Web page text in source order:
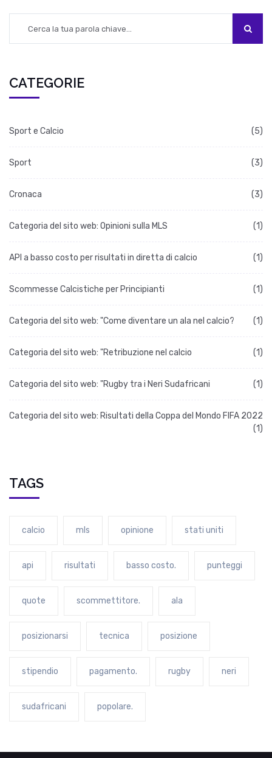
CATEGORIE
Sport e Calcio (5)
Sport (3)
Cronaca (3)
Categoria del sito web: Opinioni sulla MLS (1)
API a basso costo per risultati in diretta di calcio (1)
Scommesse Calcistiche per Principianti (1)
Categoria del sito web: "Come diventare un ala nel calcio? (1)
Categoria del sito web: "Retribuzione nel calcio (1)
Categoria del sito web: "Rugby tra i Neri Sudafricani (1)
Categoria del sito web: Risultati della Coppa del Mondo FIFA 2022
(1)
TAGS
calcio mls opinione stati uniti
api risultati basso costo. punteggi
quote scommettitore. ala
posizionarsi tecnica posizione
stipendio pagamento. rugby neri
sudafricani popolare.